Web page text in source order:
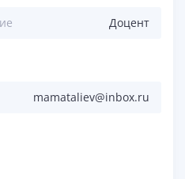
Доцент
mamataliev@inbox.ru